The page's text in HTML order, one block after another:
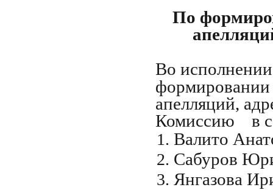
По
Во
апелляций,
Комиссию в
Валито
Сабуров
Янгазова